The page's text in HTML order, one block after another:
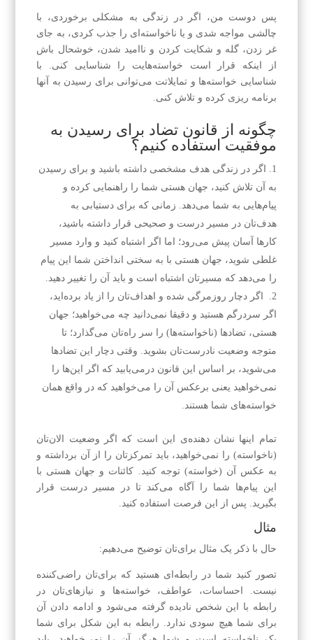
پس دوست من، اگر در زندگی به مشکلی برخوردی، با
چالشی مواجه شدی و یا ناخواسته‌ای را جذب کردی، به جای
غر زدن، گله و شکایت کردن و ناامید شدن، خوشحال باش
از اینکه قرار است خواسته‌هایت را شناسایی کنی. با
شناسایی خواسته‌ها و تمایلاتت می‌توانی برای رسیدن به آنها
برنامه ریزی کرده و تلاش کنی.
چگونه از قانون تضاد برای رسیدن به
موفقیت استفاده کنیم؟
اگر در زندگی هدف مشخصی داشته باشید و برای رسیدن
به آن تلاش کنید، جهان هستی شما را راهنمایی کرده و
پیام‌هایی به شما می‌دهد. زمانی که برای دستیابی به
هدف‌تان در مسیر درست و صحیحی قرار داشته باشید،
کارها آسان پیش می‌رود؛ اما اگر اشتباه کنید و وارد مسیر
غلطی شوید، جهان هستی با به سختی انداختن شما این پیام
را می‌دهد که مسیر‌تان اشتباه است و باید آن را تغییر دهید.
اگر دچار روزمرگی شده و اهداف‌تان را از یاد برده‌اید،
اگر سردرگم هستید و دقیقا نمی‌دانید چه می‌خواهید؛ جهان
هستی، تضادها (ناخواسته‌ها) را سر راه‌تان می‌گذارد؛ تا
متوجه وضعیت نادرست‌تان بشوید. وقتی دچار این تضاد‌ها
می‌شوید، بر اساس این قانون در‌می‌یابید که اگر این‌ها را
نمی‌خواهید یعنی برعکس آن را می‌خواهید که در واقع همان
خواسته‌های شما هستند.
تمام اینها نشان دهنده‌ی این است که اگر وضعیت الان‌تان
(ناخواسته) را نمی‌خواهید، باید تمرکز‌تان را از آن برداشته و
به عکس آن‌ (خواسته) توجه کنید. کائنات و جهان هستی با
این پیام‌ها شما را آگاه می‌کند تا در مسیر درست قرار
بگیرید. پس از این فرصت استفاده کنید.
مثال
حال با ذکر یک مثال برای‌تان توضیح می‌دهیم:
تصور کنید شما در رابطه‌ای هستید که برای‌تان راضی‌کننده
نیست. احساسات، عواطف، خواسته‌ها و نیازهای‌تان در
رابطه با این شخص نادیده گرفته می‌شود و ادامه دادن آن
برای شما هیچ سودی ندارد. رابطه به این شکل برای شما